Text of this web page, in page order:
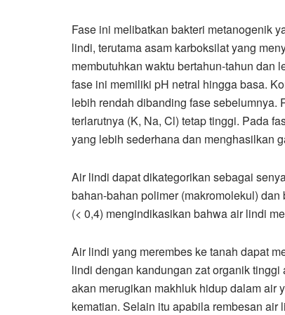
Fase ini melibatkan bakteri metanogenik
lindi, terutama asam karboksilat yang
membutuhkan waktu bertahun-tahun dan
fase ini memiliki pH netral hingga basa.
lebih rendah dibanding fase sebelumnya.
terlarutnya (K, Na, Cl) tetap tinggi. Pada
yang lebih sederhana dan menghasilkan
Air lindi dapat dikategorikan sebagai
bahan-bahan polimer (makromolekul)
(< 0,4) mengindikasikan bahwa air lindi
Air lindi yang merembes ke tanah dapat
lindi dengan kandungan zat organik
akan merugikan makhluk hidup dalam air
kematian. Selain itu apabila rembesan